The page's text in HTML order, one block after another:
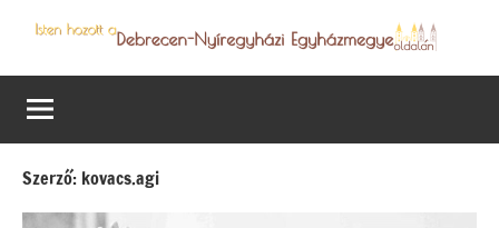
content
Debrecen-
Nyíregyházi
Egyházmegye
programjai
Szerző: kovacs.agi